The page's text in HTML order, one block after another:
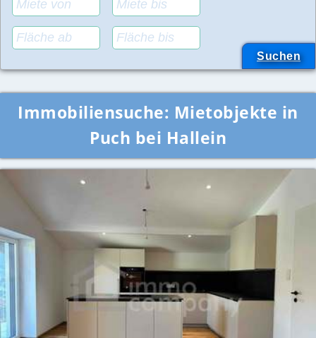
Immobiliensuche: Mietobjekte in
Puch bei Hallein